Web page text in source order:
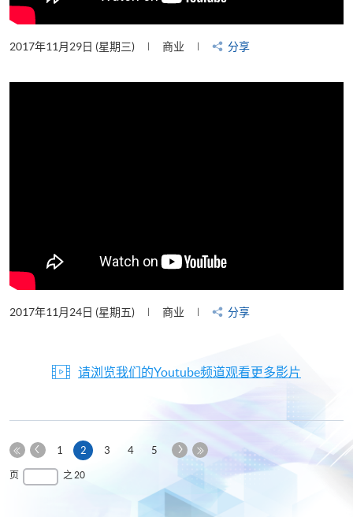
2017年11月29日 (星期三) 商业 分享
2017年11月24日 (星期五) 商业 分享
请浏览我们的Youtube频道观看更多影片
第
一
上
1 2本
3 4 5
下
最
页 之 20